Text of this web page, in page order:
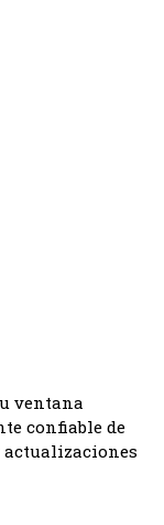
ventana
confiable de